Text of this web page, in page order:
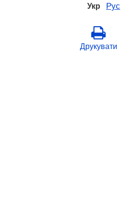
Укр Рус
Друкувати